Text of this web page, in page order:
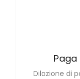
Dilazione di